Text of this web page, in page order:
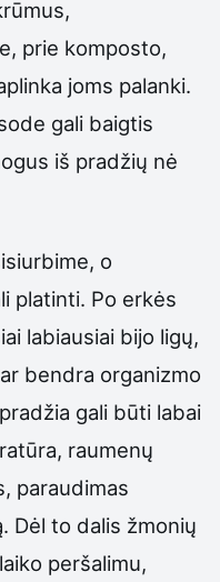
prie komposto,
joms palanki.
gali baigtis
iš pradžių nė
o
platinti. Po erkės
labiausiai bijo ligų,
bendra organizmo
gali būti labai
raumenų
paraudimas
Dėl to dalis žmonių
peršalimu,